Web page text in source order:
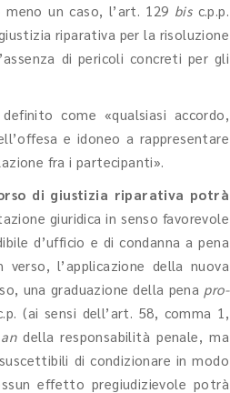
un caso, l’art. 129 bis c.p.p.
riparativa per la risoluzione
di pericoli concreti per gli
come «qualsiasi accordo,
e idoneo a rappresentare
fra i partecipanti».
di giustizia riparativa potrà
giuridica in senso favorevole
d’ufficio e di condanna a pena
l’applicazione della nuova
una graduazione della pena pro-
(ai sensi dell’art. 58, comma 1,
andella responsabilità penale, ma
di condizionare in modo
effetto pregiudizievole potrà